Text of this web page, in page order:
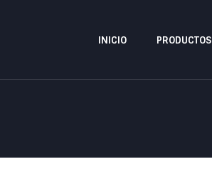
INICIO PRODUCTOS